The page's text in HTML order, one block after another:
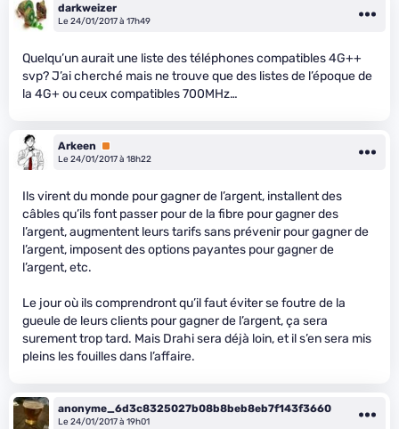
darkweizer
Le 24/01/2017 à 17h49
Quelqu’un aurait une liste des téléphones compatibles 4G++
svp? J’ai cherché mais ne trouve que des listes de l’époque de
la 4G+ ou ceux compatibles 700MHz…
Arkeen
Premium
Le 24/01/2017 à 18h22
Ils virent du monde pour gagner de l’argent, installent des
câbles qu’ils font passer pour de la fibre pour gagner des
l’argent, augmentent leurs tarifs sans prévenir pour gagner de
l’argent, imposent des options payantes pour gagner de
l’argent, etc.
Le jour où ils comprendront qu’il faut éviter se foutre de la
gueule de leurs clients pour gagner de l’argent, ça sera
surement trop tard. Mais Drahi sera déjà loin, et il s’en sera mis
pleins les fouilles dans l’affaire.
anonyme_6d3c8325027b08b8beb8eb7f143f3660
Le 24/01/2017 à 19h01